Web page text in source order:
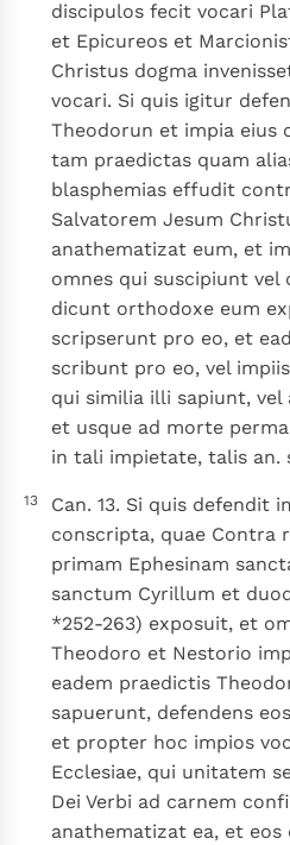
discipulos fecit vocari
et Epicureos et
Christus dogma
vocari. Si quis igitur
Theodorun et impia eius
tam praedictas quam
blasphemias effudit
Salvatorem Jesum
anathematizat eum, et
omnes qui suscipiunt vel
dicunt orthodoxe eum
scripserunt pro eo, et
scribunt pro eo, vel
qui similia illi sapiunt,
et usque ad morte
in tali impietate, talis an.
13
Can. 13. Si quis defendit
conscripta, quae Contra
primam Ephesinam
sanctum Cyrillum et
*252-263) exposuit, et
Theodoro et Nestorio
eadem praedictis
sapuerunt, defendens
et propter hoc impios
Ecclesiae, qui unitatem
Dei Verbi ad carnem
anathematizat ea, et eos